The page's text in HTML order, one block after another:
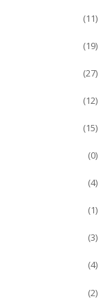
(11)
(19)
(27)
(12)
(15)
(0)
(4)
(1)
(3)
(4)
(2)